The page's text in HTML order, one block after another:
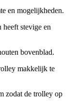
en mogelijkheden.
heeft stevige en
bovenblad.
makkelijk te
zodat de trolley op